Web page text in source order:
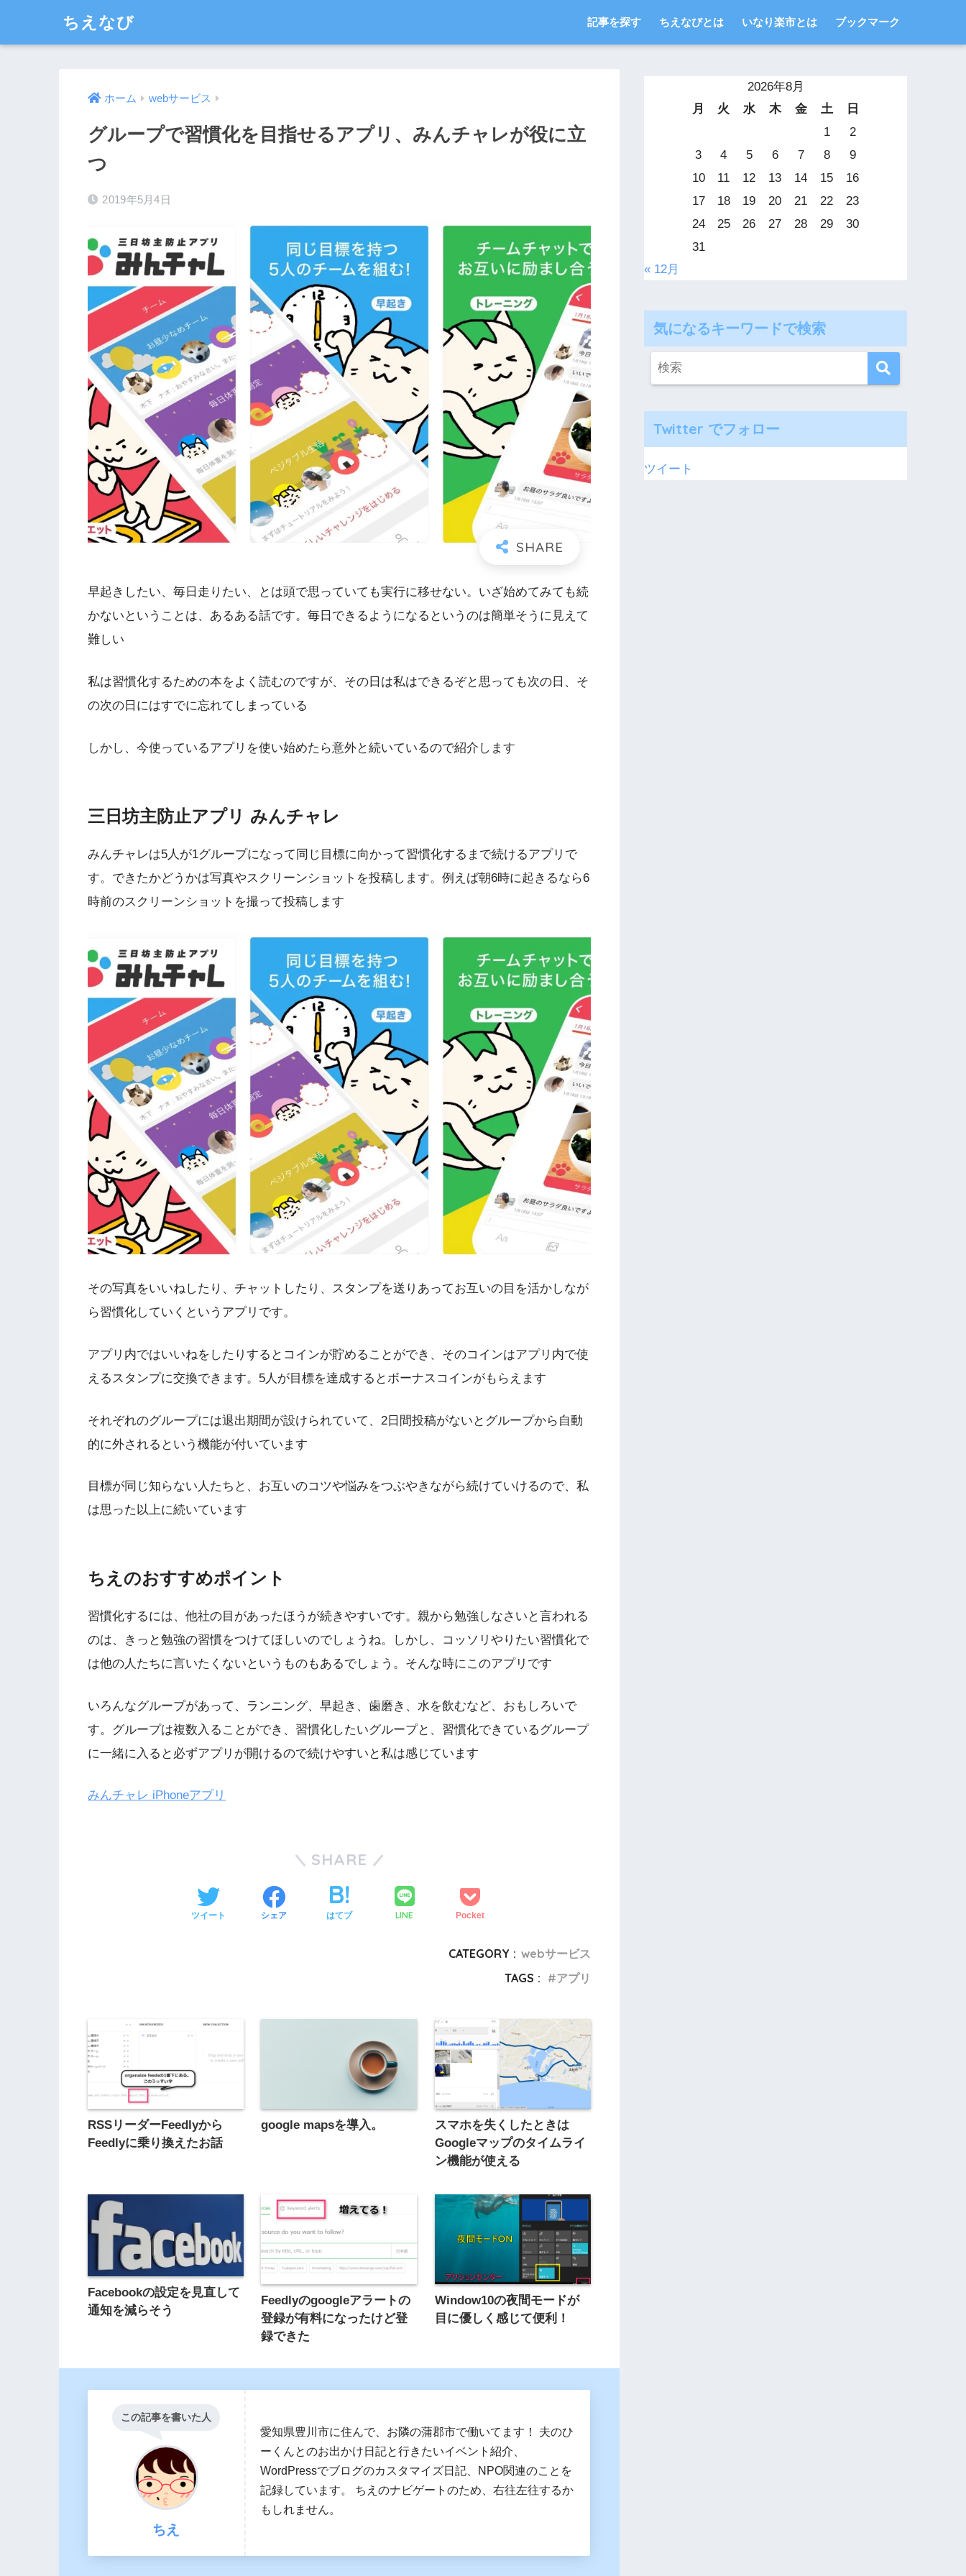
ちえなび 記事を探す ちえなびとは いなり楽市とは ブックマーク
ホーム webサービス
グループで習慣化を目指せるアプリ、みんチャレが役に立
つ
2019年5月4日
早起きしたい、毎日走りたい、とは頭で思っていても実行に移せない。いざ始めてみても続
かないということは、あるある話です。毎日できるようになるというのは簡単そうに見えて
難しい
私は習慣化するための本をよく読むのですが、その日は私はできるぞと思っても次の日、そ
の次の日にはすでに忘れてしまっている
しかし、今使っているアプリを使い始めたら意外と続いているので紹介します
三日坊主防止アプリ みんチャレ
みんチャレは5人が1グループになって同じ目標に向かって習慣化するまで続けるアプリで
す。できたかどうかは写真やスクリーンショットを投稿します。例えば朝6時に起きるなら6
時前のスクリーンショットを撮って投稿します
その写真をいいねしたり、チャットしたり、スタンプを送りあってお互いの目を活かしなが
ら習慣化していくというアプリです。
アプリ内ではいいねをしたりするとコインが貯めることができ、そのコインはアプリ内で使
えるスタンプに交換できます。5人が目標を達成するとボーナスコインがもらえます
それぞれのグループには退出期間が設けられていて、2日間投稿がないとグループから自動
的に外されるという機能が付いています
目標が同じ知らない人たちと、お互いのコツや悩みをつぶやきながら続けていけるので、私
は思った以上に続いています
ちえのおすすめポイント
習慣化するには、他社の目があったほうが続きやすいです。親から勉強しなさいと言われる
のは、きっと勉強の習慣をつけてほしいのでしょうね。しかし、コッソリやりたい習慣化で
は他の人たちに言いたくないというものもあるでしょう。そんな時にこのアプリです
いろんなグループがあって、ランニング、早起き、歯磨き、水を飲むなど、おもしろいで
す。グループは複数入ることができ、習慣化したいグループと、習慣化できているグループ
に一緒に入ると必ずアプリが開けるので続けやすいと私は感じています
みんチャレ iPhoneアプリ
SHARE
ツイート シェア はてブ LINE Pocket
CATEGORY : webサービス
TAGS :
アプリ
RSSリーダーFeedlyから
Feedlyに乗り換えたお話
google mapsを導入。
スマホを失くしたときは
Googleマップのタイムライ
ン機能が使える
Facebookの設定を見直して
通知を減らそう
Feedlyのgoogleアラートの
登録が有料になったけど登
録できた
Window10の夜間モードが
目に優しく感じて便利！
この記事を書いた人
ちえ
愛知県豊川市に住んで、お隣の蒲郡市で働いてます！ 夫のひ
ーくんとのお出かけ日記と行きたいイベント紹介、
WordPressでブログのカスタマイズ日記、NPO関連のことを
記録しています。 ちえのナビゲートのため、右往左往するか
もしれません。
2026年8月
月
火 水 木 金 土
日
1
2
3
4 5 6 7 8
9
10
11 12 13 14 15
16
17
18 19 20 21 22
23
24
25 26 27 28 29
30
31
« 12月
気になるキーワードで検索
Twitter でフォロー
ツイート